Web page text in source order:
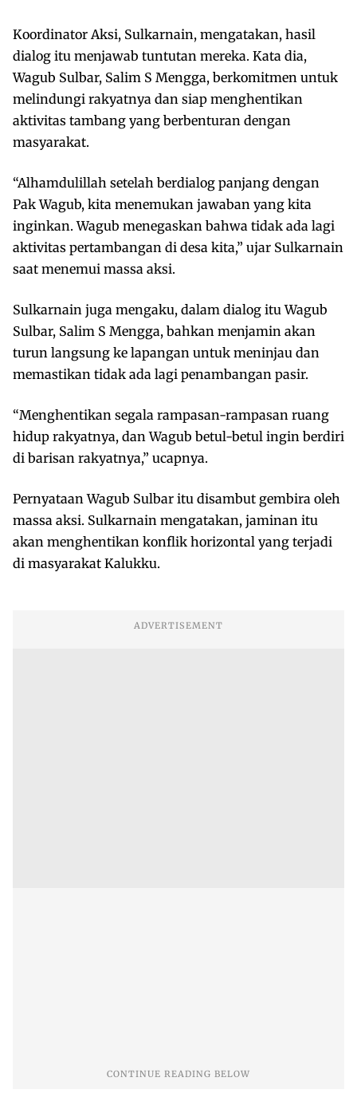
Koordinator Aksi, Sulkarnain, mengatakan, hasil
dialog itu menjawab tuntutan mereka. Kata dia,
Wagub Sulbar, Salim S Mengga, berkomitmen untuk
melindungi rakyatnya dan siap menghentikan
aktivitas tambang yang berbenturan dengan
masyarakat.
“Alhamdulillah setelah berdialog panjang dengan
Pak Wagub, kita menemukan jawaban yang kita
inginkan. Wagub menegaskan bahwa tidak ada lagi
aktivitas pertambangan di desa kita,” ujar Sulkarnain
saat menemui massa aksi.
Sulkarnain juga mengaku, dalam dialog itu Wagub
Sulbar, Salim S Mengga, bahkan menjamin akan
turun langsung ke lapangan untuk meninjau dan
memastikan tidak ada lagi penambangan pasir.
“Menghentikan segala rampasan-rampasan ruang
hidup rakyatnya, dan Wagub betul-betul ingin berdiri
di barisan rakyatnya,” ucapnya.
Pernyataan Wagub Sulbar itu disambut gembira oleh
massa aksi. Sulkarnain mengatakan, jaminan itu
akan menghentikan konflik horizontal yang terjadi
di masyarakat Kalukku.